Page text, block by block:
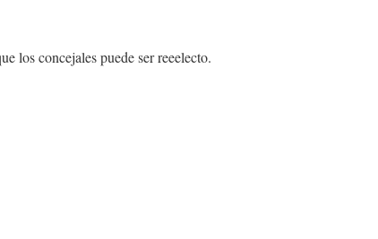
los concejales puede ser reeelecto.